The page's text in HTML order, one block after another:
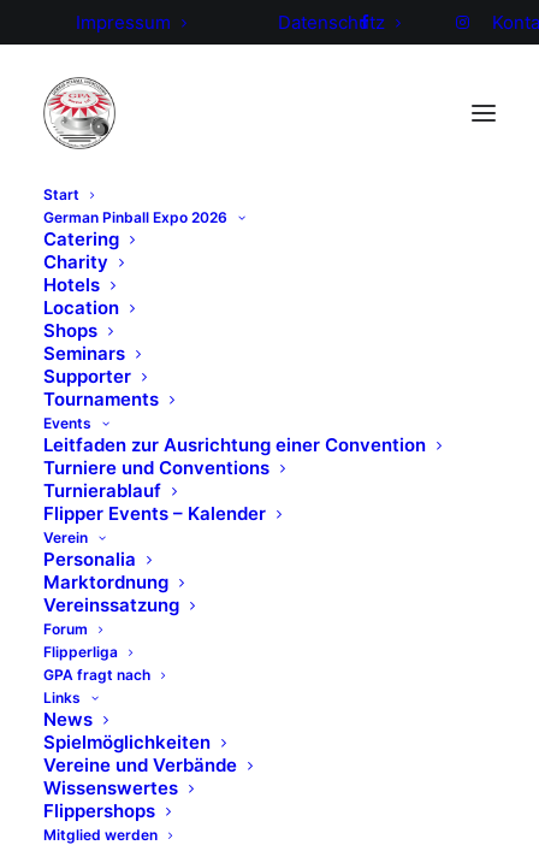
Impressum Datenschutz
Start
German Pinball Expo 2026
Catering
Charity
Hotels
Location
Shops
Seminars
Supporter
Tournaments
Events
Leitfaden zur Ausrichtung einer Convention
Turniere und Conventions
Turnierablauf
Flipper Events – Kalender
Verein
Personalia
Marktordnung
Vereinssatzung
Forum
Flipperliga
GPA fragt nach
Links
News
Spielmöglichkeiten
Vereine und Verbände
Wissenswertes
Flippershops
Mitglied werden
Erste öffentliche Kino-Premiere von „Pinball:
The Man Who Saved the Game“ in Deutschland
+ Flipperparty im Massif Central mit optionalem
IFPA Highscore-Turnier
Es gibt spannende Neuigkeiten zu unserem Pinball
Kino-Event:
Die Organisatoren des
Internationalen Sportfilm
Festivals Frankfurtsind auf uns zugekommen und
möchten den Film im Rahmen ihres Festivals zeigen!
Damit haben wir DIE Gelegenheit,
Sport zu präsentieren
größeren Publikum näherzubringen.
Das bedeutet:
Sportfilm Festival Ende September verschoben.
Haltet Euch schon mal den 26.09. im Kalender frei –
das genaue Datum folgt in Kürze.
Das Beste:Der Besuch beim Sportfilm Festival ist
für Euch kostenlos!